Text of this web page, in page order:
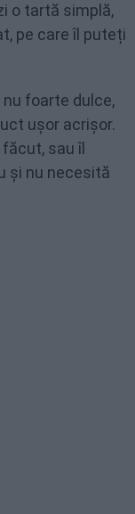
o tartă simplă,
pe care îl puteți
foarte dulce,
ușor acrișor.
sau îl
și nu necesită